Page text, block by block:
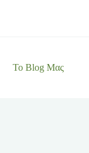
Το Βlog Μας